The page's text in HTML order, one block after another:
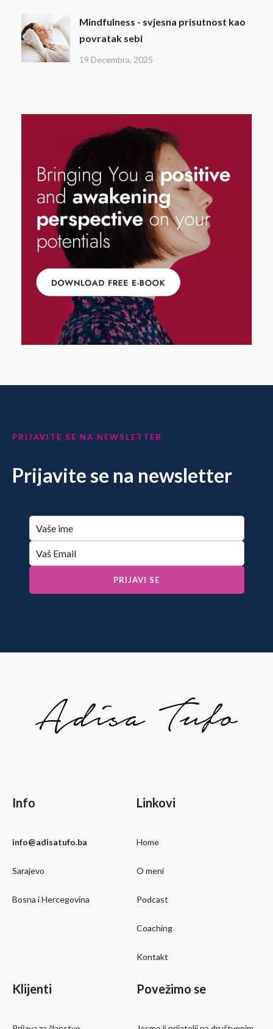
Mindfulness - svjesna prisutnost kao
povratak sebi
19 Decembra, 2025
PRIJAVITE SE NA NEWSLETTER
Prijavite se na newsletter
Info
info@adisatufo.ba
Sarajevo
Bosna i Hercegovina
Linkovi
Home
O meni
Podcast
Coaching
Kontakt
Klijenti Povežimo se